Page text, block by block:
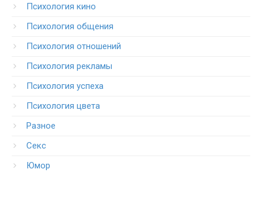
Психология кино
Психология общения
Психология отношений
Психология рекламы
Психология успеха
Психология цвета
Разное
Секс
Юмор